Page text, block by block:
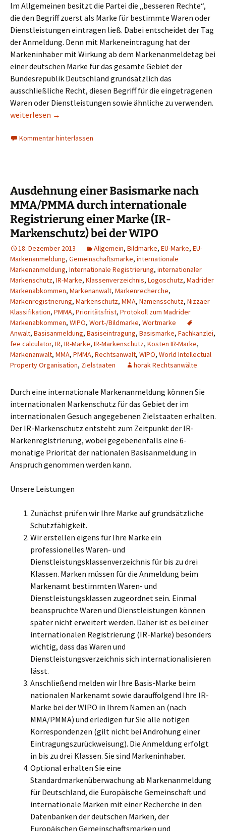
Im Allgemeinen besitzt die Partei die „besseren Rechte“,
die den Begriff zuerst als Marke für bestimmte Waren oder
Dienstleistungen eintragen ließ. Dabei entscheidet der Tag
der Anmeldung. Denn mit Markeneintragung hat der
Markeninhaber mit Wirkung ab dem Markenanmeldetag bei
einer deutschen Marke für das gesamte Gebiet der
Bundesrepublik Deutschland grundsätzlich das
ausschließliche Recht, diesen Begriff für die eingetragenen
Waren oder Dienstleistungen sowie ähnliche zu verwenden.
FAQ zum Markenschutz sowie allgemein zum Markenrecht
weiterlesen →
Kommentar hinterlassen
Ausdehnung einer Basismarke nach
MMA/PMMA durch internationale
Registrierung einer Marke (IR-
Markenschutz) bei der WIPO
18. Dezember 2013 Allgemein, Bildmarke, EU-Marke, EU-
Markenanmeldung, Gemeinschaftsmarke, internationale
Markenanmeldung, Internationale Registrierung, internationaler
Markenschutz, IR-Marke, Klassenverzeichnis, Logoschutz, Madrider
Markenabkommen, Markenanwalt, Markenrecherche,
Markenregistrierung, Markenschutz, MMA, Namensschutz, Nizzaer
Klassifikation, PMMA, Prioritätsfrist, Protokoll zum Madrider
Markenabkommen, WIPO, Wort-/Bildmarke, Wortmarke
Anwalt, Basisanmeldung, Basiseintragung, Basismarke, Fachkanzlei,
fee calculator, IR, IR-Marke, IR-Markenschutz, Kosten IR-Marke,
Markenanwalt, MMA, PMMA, Rechtsanwalt, WIPO, World Intellectual
Property Organisation, Zielstaaten horak Rechtsanwälte
Durch eine internationale Markenanmeldung können Sie
internationalen Markenschutz für das Gebiet der im
internationalen Gesuch angegebenen Zielstaaten erhalten.
Der IR-Markenschutz entsteht zum Zeitpunkt der IR-
Markenregistrierung, wobei gegebenenfalls eine 6-
monatige Priorität der nationalen Basisanmeldung in
Anspruch genommen werden kann.
Unsere Leistungen
Zunächst prüfen wir Ihre Marke auf grundsätzliche
Schutzfähigkeit.
Wir erstellen eigens für Ihre Marke ein
professionelles Waren- und
Dienstleistungsklassenverzeichnis für bis zu drei
Klassen. Marken müssen für die Anmeldung beim
Markenamt bestimmten Waren- und
Dienstleistungsklassen zugeordnet sein. Einmal
beanspruchte Waren und Dienstleistungen können
später nicht erweitert werden. Daher ist es bei einer
internationalen Registrierung (IR-Marke) besonders
wichtig, dass das Waren und
Dienstleistungsverzeichnis sich internationalisieren
lässt.
Anschließend melden wir Ihre Basis-Marke beim
nationalen Markenamt sowie darauffolgend Ihre IR-
Marke bei der WIPO in Ihrem Namen an (nach
MMA/PMMA) und erledigen für Sie alle nötigen
Korrespondenzen (gilt nicht bei Androhung einer
Eintragungszurückweisung). Die Anmeldung erfolgt
in bis zu drei Klassen. Sie sind Markeninhaber.
Optional erhalten Sie eine
Standardmarkenüberwachung ab Markenanmeldung
für Deutschland, die Europäische Gemeinschaft und
internationale Marken mit einer Recherche in den
Datenbanken der deutschen Marken, der
Europäischen Gemeinschaftsmarken und